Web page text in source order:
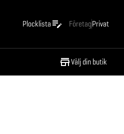
Plocklista FöretagPrivat
Välj din butik